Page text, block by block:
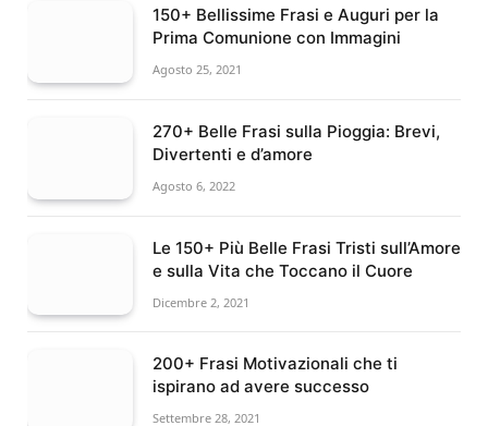
150+ Bellissime Frasi e Auguri per la
Prima Comunione con Immagini
Agosto 25, 2021
270+ Belle Frasi sulla Pioggia: Brevi,
Divertenti e d’amore
Agosto 6, 2022
Le 150+ Più Belle Frasi Tristi sull’Amore
e sulla Vita che Toccano il Cuore
Dicembre 2, 2021
200+ Frasi Motivazionali che ti
ispirano ad avere successo
Settembre 28, 2021